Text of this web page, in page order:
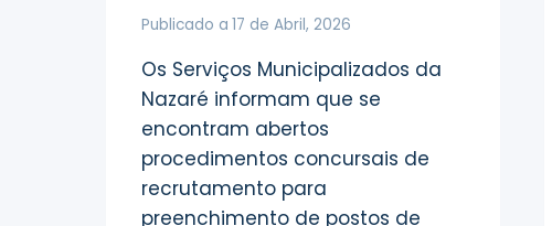
Publicado a 17 de Abril, 2026
Os Serviços Municipalizados da
Nazaré informam que se
encontram abertos
procedimentos concursais de
recrutamento para
preenchimento de postos de